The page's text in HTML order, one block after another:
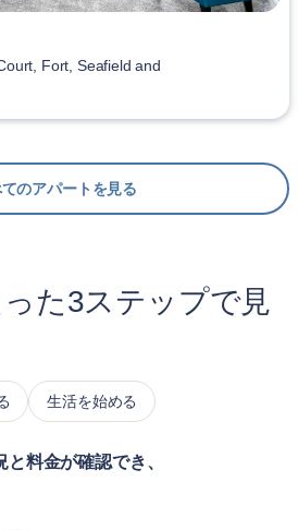
Fort, Seafield and
のアパートを見る
た3ステップで見
生活を始める
料金が確認でき、